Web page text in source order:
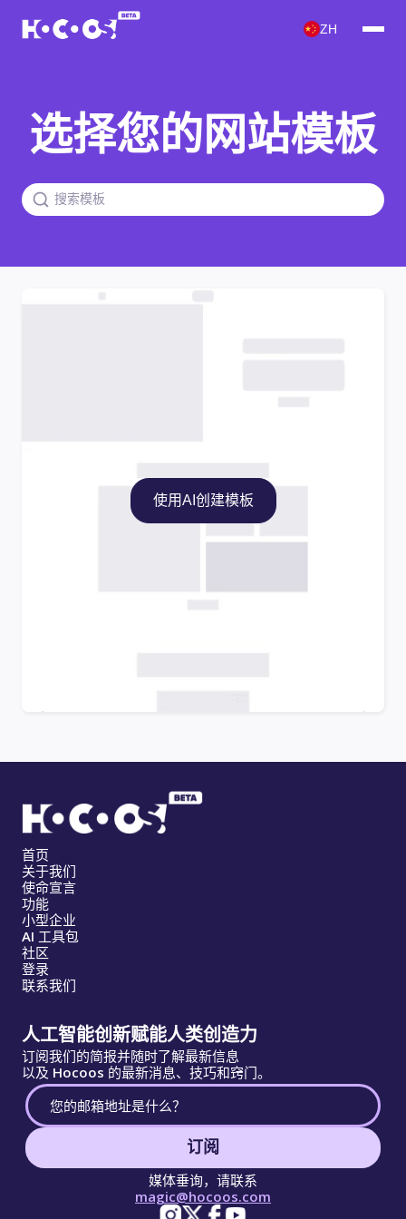
ZH
选择您的网站模板
使用AI创建模板
首页
关于我们
使命宣言
功能
小型企业
AI 工具包
社区
登录
联系我们
人工智能创新赋能人类创造力
订阅我们的简报并随时了解最新信息
以及 Hocoos 的最新消息、技巧和窍门。
订阅
媒体垂询，请联系
magic@hocoos.com